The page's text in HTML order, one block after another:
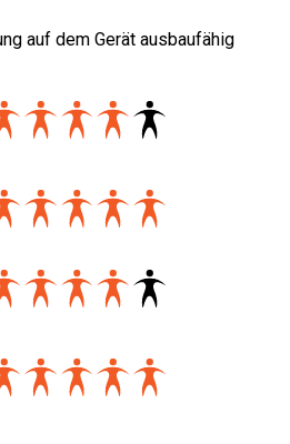
auf dem Gerät ausbaufähig